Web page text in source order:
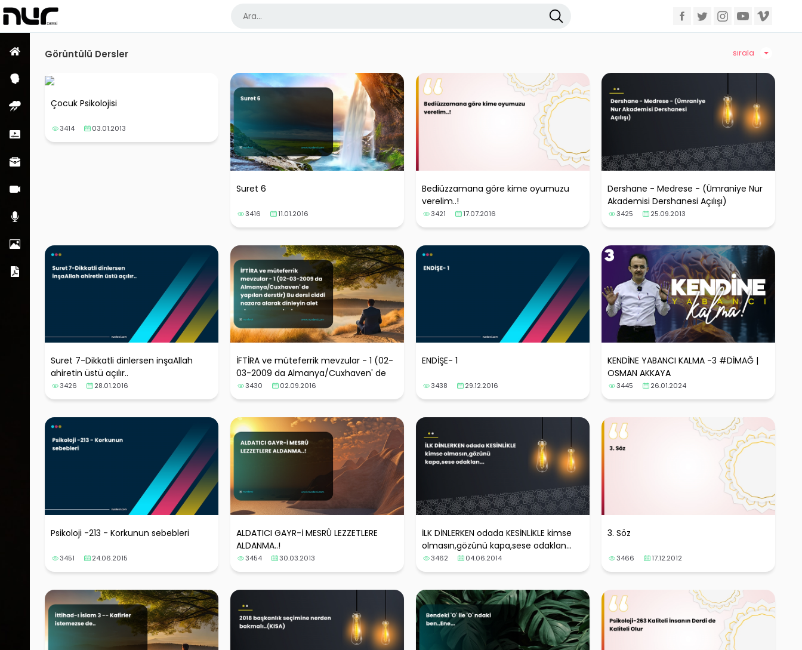
Ana Sayfa
Psikoloji Dersleri
Enfüs Dersleri
Kısa Dersler
Resimler
Dosyalar
Görüntülü Dersler sırala
Çocuk Psikolojisi
3414 03.01.2013
Suret 6
3416 11.01.2016
Bediüzzamana göre kime oyumuzu
verelim..!
3421 17.07.2016
Dershane - Medrese - (Ümraniye Nur
Akademisi Dershanesi Açılışı)
3425 25.09.2013
Suret 7-Dikkatli dinlersen inşaAllah
ahiretin üstü açılır..
3426 28.01.2016
İFTİRA ve müteferrik mevzular - 1 (02-
03-2009 da Almanya/Cuxhaven' de
yapılan derstir) Bu dersi ciddi nazara
alarak dinleyin alet olmayın,uyanık
3430 02.09.2016
ENDİŞE- 1
3438 29.12.2016
KENDİNE YABANCI KALMA -3 #DİMAĞ |
OSMAN AKKAYA
3445 26.01.2024
Psikoloji -213 - Korkunun sebebleri
3451 24.06.2015
ALDATICI GAYR-İ MESRÛ LEZZETLERE
ALDANMA..!
3454 30.03.2013
İLK DİNLERKEN odada KESİNLİKLE kimse
olmasın,gözünü kapa,sese odaklan...
3462 04.06.2014
3. Söz
3466 17.12.2012